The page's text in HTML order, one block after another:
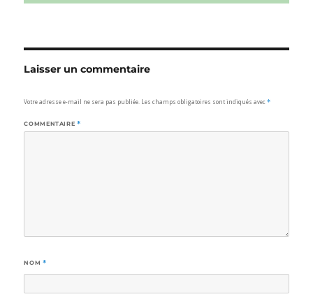
Laisser un commentaire
Votre adresse e-mail ne sera pas publiée. Les champs obligatoires sont indiqués avec*
COMMENTAIRE *
NOM *